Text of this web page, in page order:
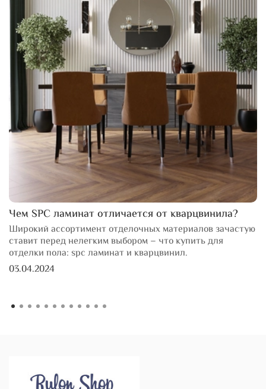
Чем SPC ламинат отличается от кварцвинила?
Широкий ассортимент отделочных материалов зачастую
ставит перед нелегким выбором – что купить для
отделки пола: spc ламинат и кварцвинил.
03.04.2024